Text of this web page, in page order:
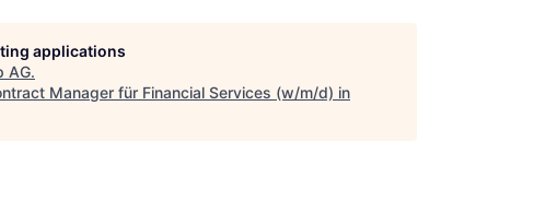
applications
AG.
Manager für Financial Services (w/m/d) in